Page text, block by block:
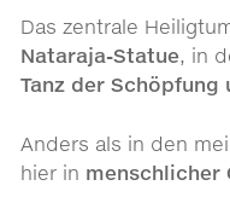
Das zentrale
Nataraja-Statue, in
Tanz der Schöpfung
Anders als in den
hier in menschlicher